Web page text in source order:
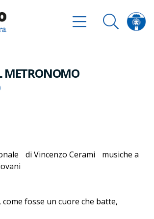
METRONOMO
di Vincenzo Cerami musiche a
fosse un cuore che batte,